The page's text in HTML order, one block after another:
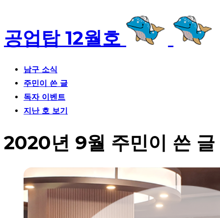
공업탑 12월호
남구 소식
주민이 쓴 글
독자 이벤트
지난 호 보기
2020년 9월 주민이 쓴 글